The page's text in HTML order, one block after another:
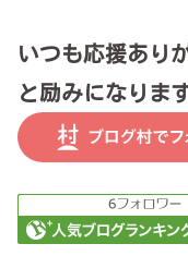
いつも応援あり
と励みになりま